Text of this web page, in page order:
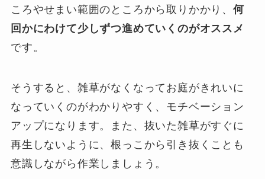
ころやせまい範囲のところから取りかかり、何
回かにわけて少しずつ進めていくのがオススメ
です。
そうすると、雑草がなくなってお庭がきれいに
なっていくのがわかりやすく、モチベーション
アップになります。また、抜いた雑草がすぐに
再生しないように、根っこから引き抜くことも
意識しながら作業しましょう。